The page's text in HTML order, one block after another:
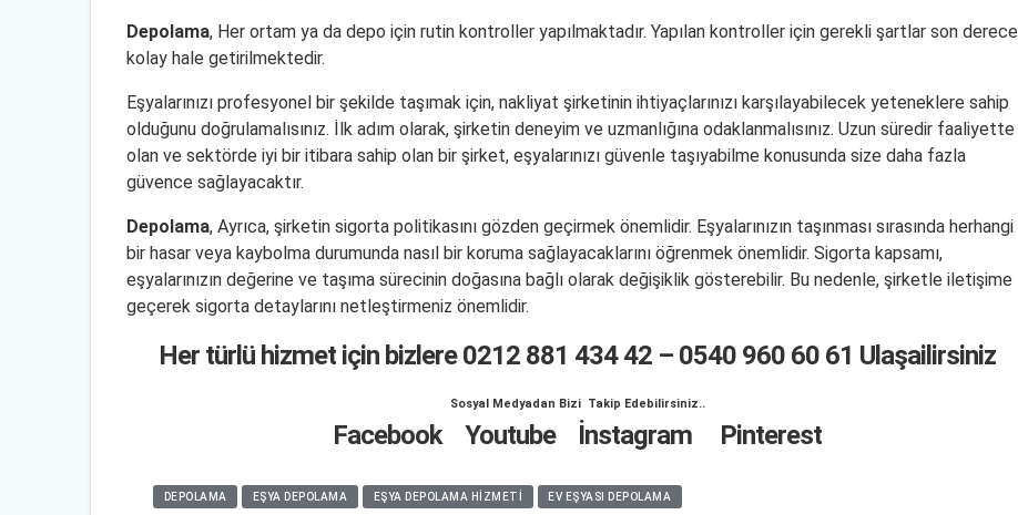
Depolama, Her ortam ya da depo için rutin kontroller yapılmaktadır. Yapılan kontroller için gerekli şartlar son derece
kolay hale getirilmektedir.
Eşyalarınızı profesyonel bir şekilde taşımak için, nakliyat şirketinin ihtiyaçlarınızı karşılayabilecek yeteneklere sahip
olduğunu doğrulamalısınız. İlk adım olarak, şirketin deneyim ve uzmanlığına odaklanmalısınız. Uzun süredir faaliyette
olan ve sektörde iyi bir itibara sahip olan bir şirket, eşyalarınızı güvenle taşıyabilme konusunda size daha fazla
güvence sağlayacaktır.
Depolama, Ayrıca, şirketin sigorta politikasını gözden geçirmek önemlidir. Eşyalarınızın taşınması sırasında herhangi
bir hasar veya kaybolma durumunda nasıl bir koruma sağlayacaklarını öğrenmek önemlidir. Sigorta kapsamı,
eşyalarınızın değerine ve taşıma sürecinin doğasına bağlı olarak değişiklik gösterebilir. Bu nedenle, şirketle iletişime
geçerek sigorta detaylarını netleştirmeniz önemlidir.
Her türlü hizmet için bizlere0212 881 434 42 – 0540 960 60 61 Ulaşailirsiniz
Sosyal Medyadan Bizi Takip Edebilirsiniz..
Facebook Youtube İnstagram Pinterest
DEPOLAMA EŞYA DEPOLAMA EŞYA DEPOLAMA HIZMETI EV EŞYASI DEPOLAMA